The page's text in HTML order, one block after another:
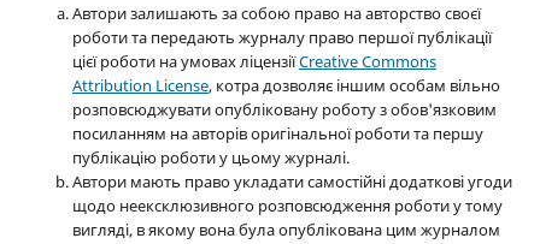
Автори залишають за собою право на авторство своєї
роботи та передають журналу право першої публікації
цієї роботи на умовах ліцензіїCreative Commons
Attribution License, котра дозволяє іншим особам вільно
розповсюджувати опубліковану роботу з обов'язковим
посиланням на авторів оригінальної роботи та першу
публікацію роботи у цьому журналі.
Автори мають право укладати самостійні додаткові угоди
щодо неексклюзивного розповсюдження роботи у тому
вигляді, в якому вона була опублікована цим журналом